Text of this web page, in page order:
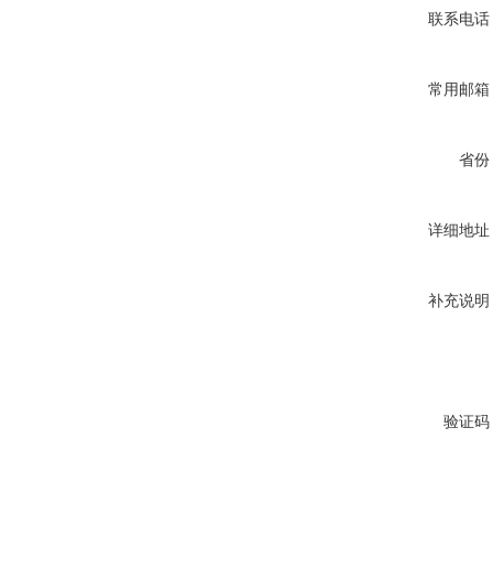
联系电话
常用邮箱
省份
详细地址
补充说明
验证码